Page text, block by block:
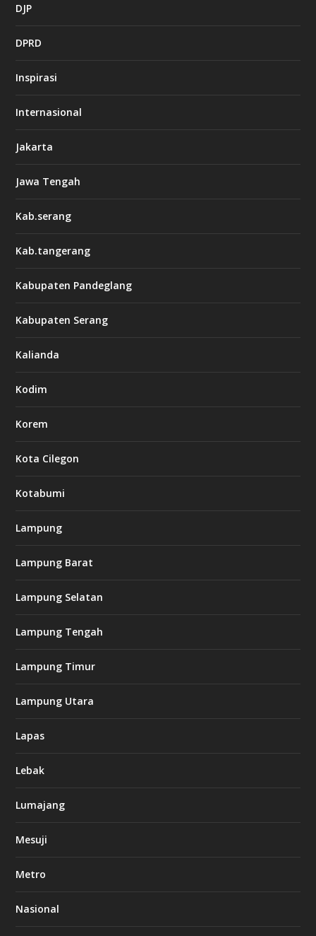
DJP
DPRD
Inspirasi
Internasional
Jakarta
Jawa Tengah
Kab.serang
Kab.tangerang
Kabupaten Pandeglang
Kabupaten Serang
Kalianda
Kodim
Korem
Kota Cilegon
Kotabumi
Lampung
Lampung Barat
Lampung Selatan
Lampung Tengah
Lampung Timur
Lampung Utara
Lapas
Lebak
Lumajang
Mesuji
Metro
Nasional